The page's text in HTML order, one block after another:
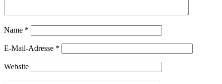
Name *
E-Mail-Adresse *
Website